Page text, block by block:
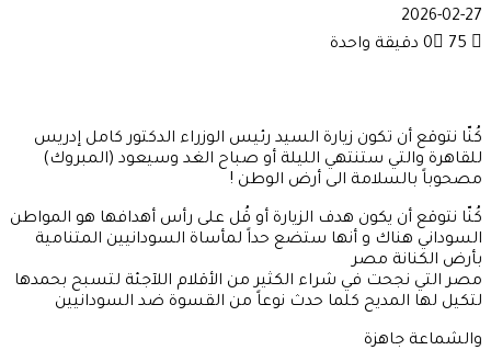
2026-02-27
0
75 دقيقة واحدة
كُنّا نتوقع أن تكون زيارة السيد رئيس الوزراء الدكتور كامل إدريس
للقاهرة والتي ستنتهي الليلة أو صباح الغد وسيعود (المبروك)
مصحوباً بالسلامة الى أرض الوطن !
كُنّا نتوقع أن يكون هدف الزيارة أو قُل على رأس أهدافها هو المواطن
السوداني هناك و أنها ستضع حداً لمأساة السودانيين المتنامية
بأرض الكنانة مصر
مصر التي نجحت في شراء الكثير من الأقلام اللآجئة لتسبح بحمدها
لتكيل لها المديح كلما حدث نوعاً من القسوة ضد السودانيين
والشماعة جاهزة